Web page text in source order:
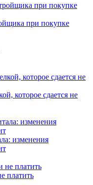
при покупке
которое сдается не
изменения
платить